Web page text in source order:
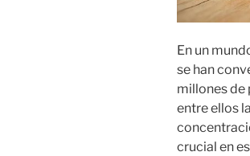
En un
se han
millones de
entre ellos
crucial en